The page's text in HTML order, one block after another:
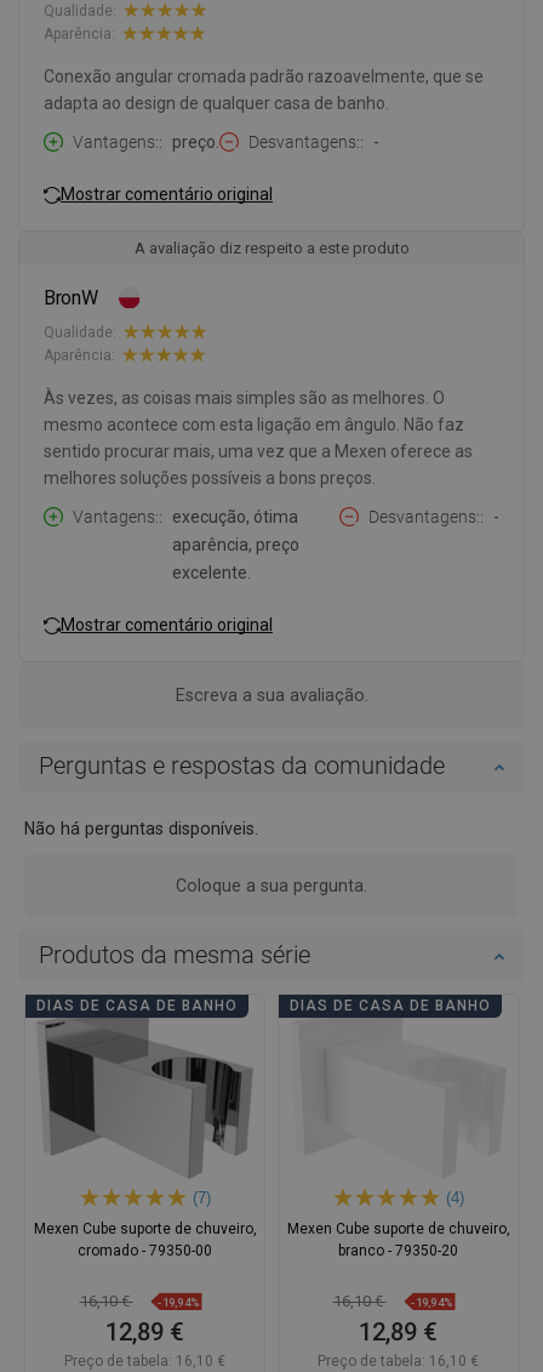
Qualidade:
Aparência:
Conexão angular cromada padrão razoavelmente, que se
adapta ao design de qualquer casa de banho.
Vantagens:
preço. Desvantagens: -
Mostrar comentário original
A avaliação diz respeito a este produto
BronW
Qualidade:
Aparência:
Às vezes, as coisas mais simples são as melhores. O
mesmo acontece com esta ligação em ângulo. Não faz
sentido procurar mais, uma vez que a Mexen oferece as
melhores soluções possíveis a bons preços.
Vantagens:
execução, ótima
aparência, preço
excelente.
Desvantagens: -
Mostrar comentário original
Escreva a sua avaliação.
Perguntas e respostas da comunidade
Não há perguntas disponíveis.
Coloque a sua pergunta.
Produtos da mesma série
DIAS DE CASA DE BANHO
(7)
Mexen Cube suporte de chuveiro,
cromado - 79350-00
16,10 € -19,94%
12,89 €
Preço de tabela: 16,10 €
DIAS DE CASA DE BANHO
(4)
Mexen Cube suporte de chuveiro,
branco - 79350-20
16,10 € -19,94%
12,89 €
Preço de tabela: 16,10 €